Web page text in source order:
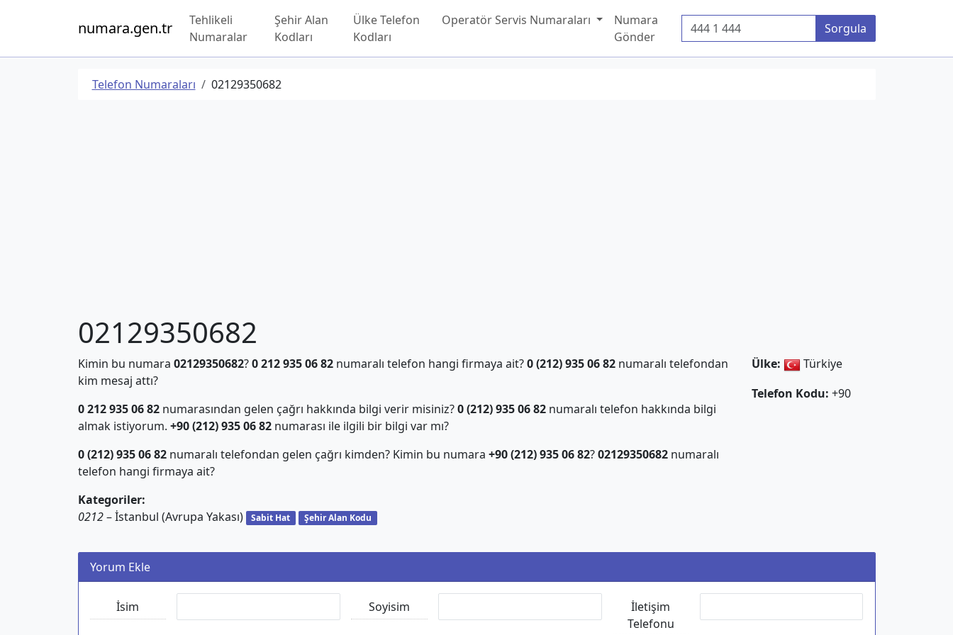
numara.gen.tr
Tehlikeli
Numaralar
Şehir Alan
Kodları
Ülke Telefon
Kodları
Operatör Servis Numaraları
Numara
Gönder
Telefon Numarası Sorgula
Telefon Numaraları 02129350682
02129350682
Kimin bu numara 02129350682?0 212 935 06 82numaralı telefon hangi firmaya ait?0 (212) 935 06 82numaralı telefondan
kim mesaj attı?
0 212 935 06 82numarasından gelen çağrı hakkında bilgi verir misiniz?0 (212) 935 06 82numaralı telefon hakkında bilgi
almak istiyorum. +90 (212) 935 06 82numarası ile ilgili bir bilgi var mı?
0 (212) 935 06 82numaralı telefondan gelen çağrı kimden? Kimin bu numara +90 (212) 935 06 82?02129350682numaralı
telefon hangi firmaya ait?
Kategoriler:
0212– İstanbul (Avrupa Yakası) Sabit Hat Şehir Alan Kodu
Ülke:
Türkiye
Telefon Kodu: +90
Yorum Ekle
İsim Soyisim
İletişim
Telefonu